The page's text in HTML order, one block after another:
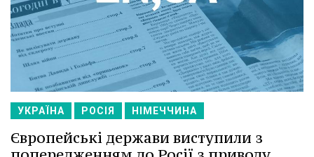
УКРАЇНА РОСІЯ НІМЕЧЧИНА
Європейські держави виступили з